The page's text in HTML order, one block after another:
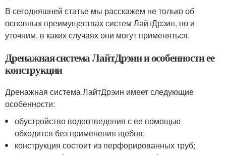
В сегодняшней статье мы расскажем не только об
основных преимуществах систем ЛайтДрэин, но и
уточним, в каких случаях они могут применяться.
Дренажная система ЛайтДрэин и особенности ее
конструкции
Дренажная система ЛайтДрэин имеет следующие
особенности:
обустройство водоотведения с ее помощью
обходится без применения щебня;
конструкция состоит из перфорированных труб;